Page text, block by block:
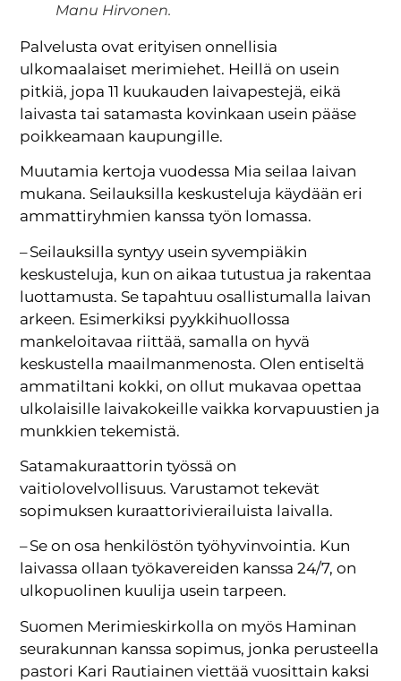
Manu Hirvonen.
Palvelusta ovat erityisen onnellisia
ulkomaalaiset merimiehet. Heillä on usein
pitkiä, jopa 11 kuukauden laivapestejä, eikä
laivasta tai satamasta kovinkaan usein pääse
poikkeamaan kaupungille.
Muutamia kertoja vuodessa Mia seilaa laivan
mukana. Seilauksilla keskusteluja käydään eri
ammattiryhmien kanssa työn lomassa.
– Seilauksilla syntyy usein syvempiäkin
keskusteluja, kun on aikaa tutustua ja rakentaa
luottamusta. Se tapahtuu osallistumalla laivan
arkeen. Esimerkiksi pyykkihuollossa
mankeloitavaa riittää, samalla on hyvä
keskustella maailmanmenosta. Olen entiseltä
ammatiltani kokki, on ollut mukavaa opettaa
ulkolaisille laivakokeille vaikka korvapuustien ja
munkkien tekemistä.
Satamakuraattorin työssä on
vaitiolovelvollisuus. Varustamot tekevät
sopimuksen kuraattorivierailuista laivalla.
– Se on osa henkilöstön työhyvinvointia. Kun
laivassa ollaan työkavereiden kanssa 24/7, on
ulkopuolinen kuulija usein tarpeen.
Suomen Merimieskirkolla on myös Haminan
seurakunnan kanssa sopimus, jonka perusteella
pastori Kari Rautiainen viettää vuosittain kaksi